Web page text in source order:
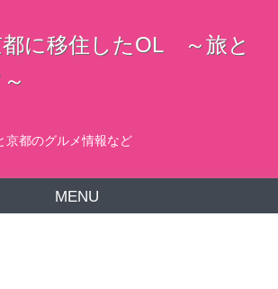
に移住したOL ～旅と
京都のグルメ情報など
MENU